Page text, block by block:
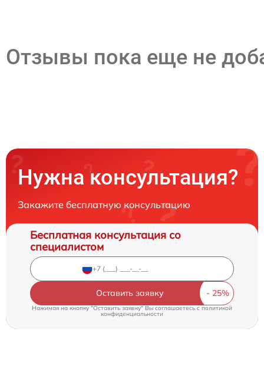
Отзывы пока еще не
Нужна консультация?
Закажите бесплатную консультацию
Бесплатная консультация со
специалистом
Оставить заявку
Нажимая на кнопку "Оставить заявку" Вы соглашаетесь cполитикой
конфиденциальности